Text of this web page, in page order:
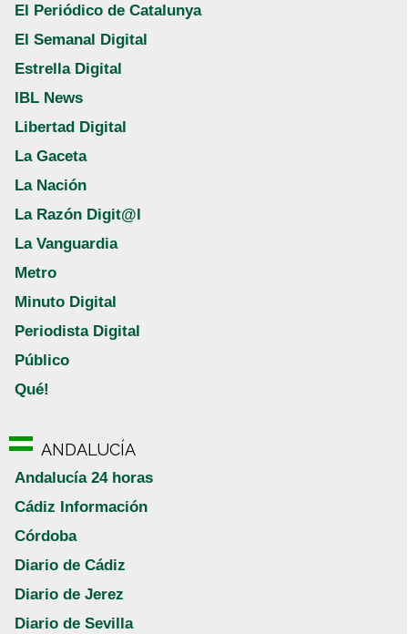
El Periódico de Catalunya
El Semanal Digital
Estrella Digital
IBL News
Libertad Digital
La Gaceta
La Nación
La Razón Digit@l
La Vanguardia
Metro
Minuto Digital
Periodista Digital
Público
Qué!
ANDALUCÍA
Andalucía 24 horas
Cádiz Información
Córdoba
Diario de Cádiz
Diario de Jerez
Diario de Sevilla